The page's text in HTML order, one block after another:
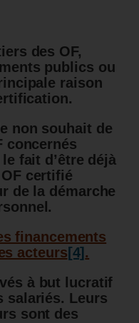
des OF,
publics ou
raison
non souhait de
concernés
fait d’être déjà
certifié
de la démarche
financements
acteurs [4] .
à but lucratif
salariés. Leurs
sont des